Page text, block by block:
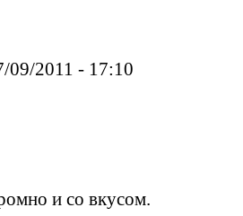
09/2011 - 17:10
и со вкусом.